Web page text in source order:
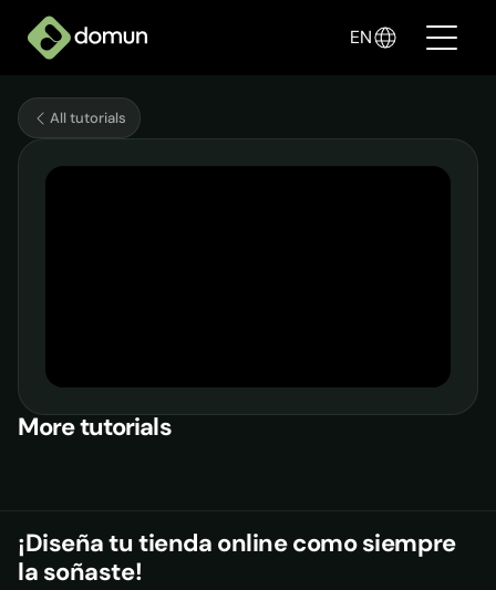
EN
Products
Login
All tutorials
More tutorials
¡Diseña tu tienda online como siempre
la soñaste!